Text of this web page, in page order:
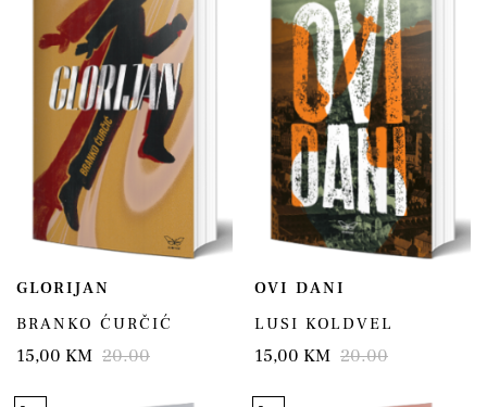
GLORIJAN
BRANKO ĆURČIĆ
15,00 KM 20.00
OVI DANI
LUSI KOLDVEL
15,00 KM 20.00